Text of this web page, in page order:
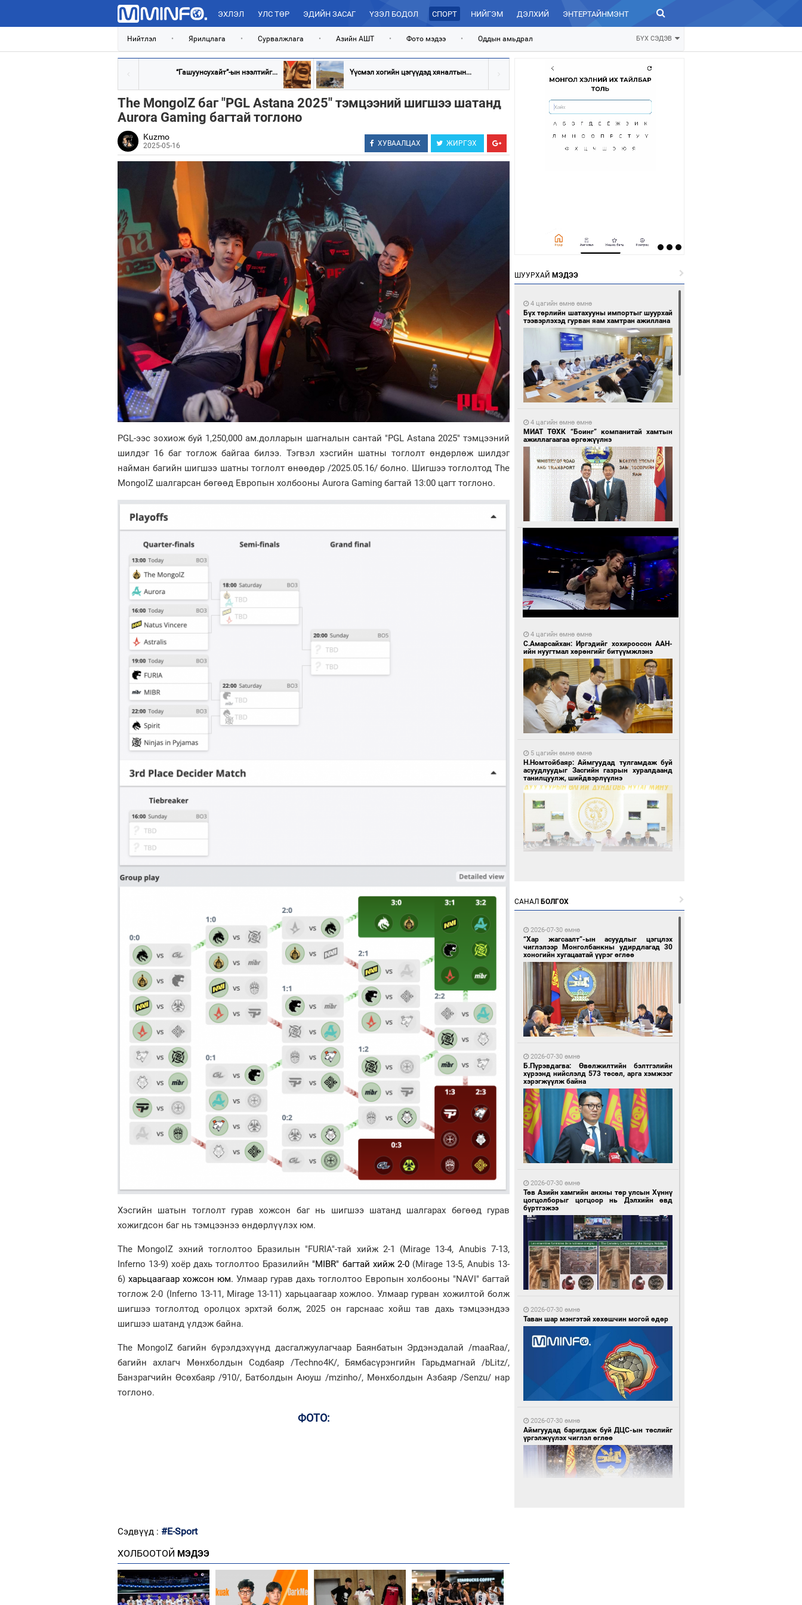
ЭХЛЭЛ УЛС ТӨР ЭДИЙН ЗАСАГ ҮЗЭЛ БОДОЛ СПОРТ НИЙГЭМ ДЭЛХИЙ ЭНТЕРТАЙНМЭНТ ЗУРХАЙ
Нийтлэл • Ярилцлага • Сурвалжлага • Азийн АШТ • Фото мэдээ • Оддын амьдрал БҮХ СЭДЭВ
“Гашуунсухайт”-ын нээлтийг... Үүсмэл хогийн цэгүүдэд хяналтын...
The MongolZ баг "PGL Astana 2025" тэмцээний шигшээ шатанд
Aurora Gaming багтай тоглоно
Kuzmo
2025-05-16 ХУВААЛЦАХ ЖИРГЭХ
PGL-ээс зохиож буй 1,250,000 ам.долларын шагналын сантай "PGL Astana 2025" тэмцээний
шилдэг 16 баг тоглож байгаа билээ. Тэгвэл хэсгийн шатны тоглолт өндөрлөж шилдэг
найман багийн шигшээ шатны тоглолт өнөөдөр /2025.05.16/ болно. Шигшээ тоглолтод The
MongolZ шалгарсан бөгөөд Европын холбооны Aurora Gaming багтай 13:00 цагт тоглоно.
Хэсгийн шатын тоглолт гурав хожсон баг нь шигшээ шатанд шалгарах бөгөөд гурав
хожигдсон баг нь тэмцээнээ өндөрлүүлэх юм.
The MongolZ эхний тоглолтоо Бразилын "FURIA"-тай хийж 2-1 (Mirage 13-4, Anubis 7-13,
Inferno 13-9) хоёр дахь тоглолтоо Бразилийн "MIBR" багтай хийж 2-0 (Mirage 13-5, Anubis 13-
6) харьцаагаар хожсон юм. Улмаар гурав дахь тоглолтоо Европын холбооны "NAVI" багтай
тоглож 2-0 (Inferno 13-11, Mirage 13-11) харьцаагаар хожлоо. Улмаар гурван хожилтой болж
шигшээ тоглолтод оролцох эрхтэй болж, 2025 он гарснаас хойш тав дахь тэмцээндээ
шигшээ шатанд үлдэж байна.
The MongolZ багийн бүрэлдэхүүнд дасгалжуулагчаар Баянбатын Эрдэнэдалай /maaRaa/,
багийн ахлагч Мөнхболдын Содбаяр /Techno4K/, Бямбасүрэнгийн Гарьдмагнай /bLitz/,
Банзрагчийн Өсөхбаяр /910/, Батболдын Аюуш /mzinho/, Мөнхболдын Азбаяр /Senzu/ нар
тоглоно.
ФОТО:
Сэдвүүд : #E-Sport
ХОЛБООТОЙ МЭДЭЭ
ШУУРХАЙ МЭДЭЭ
4 цагийн өмнө өмнө
Бүх төрлийн шатахууны импортыг шуурхай
тээвэрлэхэд гурван яам хамтран ажиллана
4 цагийн өмнө өмнө
МИАТ ТӨХК “Боинг” компанитай хамтын
ажиллагаагаа өргөжүүлнэ
4 цагийн өмнө өмнө
С.Амарсайхан: Иргэдийг хохироосон ААН-
ийн нуугтмал хөрөнгийг битүүмжлэнэ
5 цагийн өмнө өмнө
Н.Номтойбаяр: Аймгуудад тулгамдаж буй
асуудлуудыг Засгийн газрын хуралдаанд
танилцуулж, шийдвэрлүүлнэ
дугаартай автомашинтай иргэдэд шатахуун
олгоно
13 цагийн өмнө өмнө
С.Бямбацогт Зүүн Азийн эрэгтэйчүүдийн
волейболын тэмцээнд оролцож байгаа баг
тамирчдад амжилт хүслээ
13 цагийн өмнө өмнө
Согтуугаар тээврийн хэрэгсэл жолоодсон
95 зөрчил бүртгэгдлээ
13 цагийн өмнө өмнө
Автобензин, дизель түлшний онцгой албан
татварыг тэглэлээ
Санхүүгийн хэмнэлтийн горимд эрүүл
мэндийн салбар хамаарахгүй
САНАЛ БОЛГОХ
2026-07-30 өмнө
“Хар жагсаалт”-ын асуудлыг цэгцлэх
чиглэлээр Монголбанкны удирдлагад 30
хоногийн хугацаатай үүрэг өглөө
2026-07-30 өмнө
Б.Пүрэвдагва: Өвөлжилтийн бэлтгэлийн
хүрээнд нийслэлд 573 төсөл, арга хэмжээг
хэрэгжүүлж байна
2026-07-30 өмнө
Төв Азийн хамгийн анхны төр улсын Хүннү
цогцолборыг цогцоор нь Дэлхийн өвд
бүртгэжээ
2026-07-30 өмнө
Таван шар мэнгэтэй хөхөшчин могой өдөр
2026-07-30 өмнө
Аймгуудад баригдаж буй ДЦС-ын төслийг
үргэлжүүлэх чиглэл өглөө